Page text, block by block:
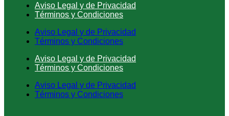
Aviso Legal y de Privacidad
Términos y Condiciones
Aviso Legal y de Privacidad
Términos y Condiciones
Aviso Legal y de Privacidad
Términos y Condiciones
Aviso Legal y de Privacidad
Términos y Condiciones